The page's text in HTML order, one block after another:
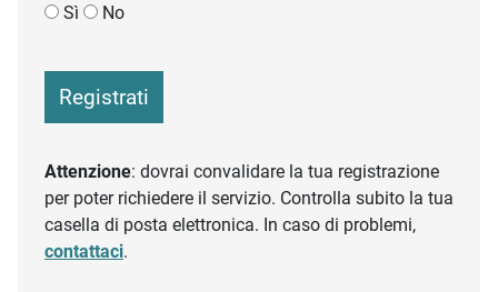
Sì
No
Registrati
Attenzione: dovrai convalidare la tua registrazione
per poter richiedere il servizio. Controlla subito la tua
casella di posta elettronica. In caso di problemi,
contattaci.